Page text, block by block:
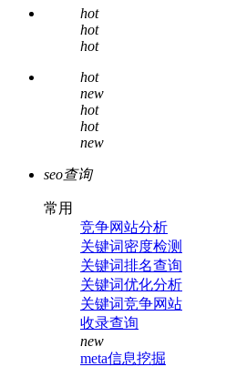
hot
hot
hot
hot
new
hot
hot
new
seo查询
常用
竞争网站分析
关键词密度检测
关键词排名查询
关键词优化分析
关键词竞争网站
收录查询
new
meta信息挖掘